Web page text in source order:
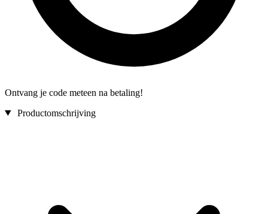
Ontvang je code meteen na betaling!
Productomschrijving